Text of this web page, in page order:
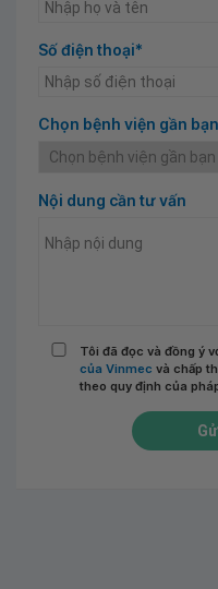
Số điện thoại*
Chọn bệnh viện gần
Nội dung cần tư vấn
Tôi đã đọc và đồng ý
của Vinmec và chấp
theo quy định của